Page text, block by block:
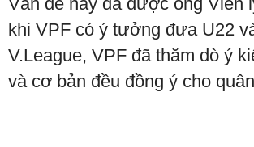
khi VPF có ý tưởng đưa U22
V.League, VPF đã thăm dò ý
và cơ bản đều đồng ý cho